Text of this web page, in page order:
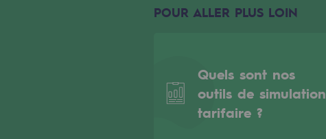
Notre organisationPOUR ALLER PLUS LOIN
Quels sont nos
outils de simulation
tarifaire ?